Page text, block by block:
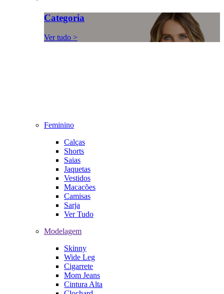
Categoria
Ver tudo >
Feminino
Calças
Shorts
Saias
Jaquetas
Vestidos
Macacões
Camisas
Sarja
Ver Tudo
Modelagem
Skinny
Wide Leg
Cigarrete
Mom Jeans
Cintura Alta